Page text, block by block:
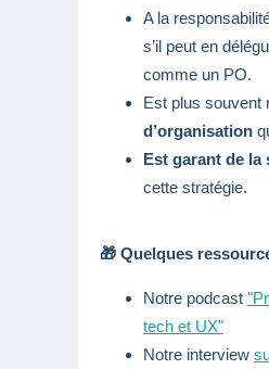
A la responsabilit
s’il peut en
comme un PO.
Est plus souvent
d’organisation
Est garant de
cette stratégie.
🎁 Quelques
Notre podcast
tech et UX"
Notre interview